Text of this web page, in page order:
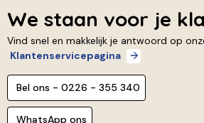
We staan voor je
Vind snel en makkelijk je antwoord op
Klantenservicepagina
Bel ons - 0226 - 355 340
WhatsApp ons